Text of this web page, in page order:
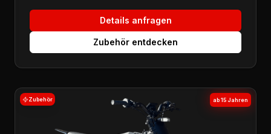
Details anfragen
Zubehör entdecken
Zubehör ab 15 Jahren